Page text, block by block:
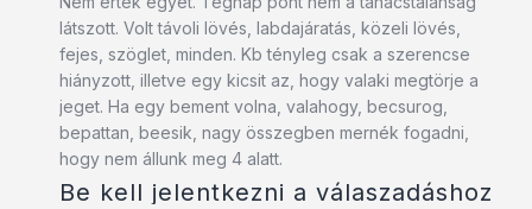
látszott. Volt távoli lövés, labdajáratás, közeli lövés,
fejes, szöglet, minden. Kb tényleg csak a szerencse
hiányzott, illetve egy kicsit az, hogy valaki megtörje a
jeget. Ha egy bement volna, valahogy, becsurog,
bepattan, beesik, nagy összegben mernék fogadni,
hogy nem állunk meg 4 alatt.
Be kell jelentkezni a válaszadáshoz